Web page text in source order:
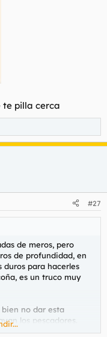
te pilla cerca
#27
de meros, pero
de profundidad, en
duros para hacerles
es un truco muy
no dar esta
los pescadores.